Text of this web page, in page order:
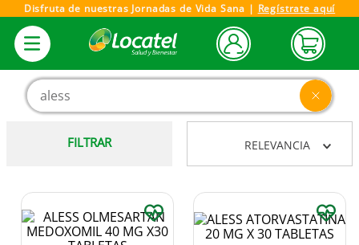
Disfruta de nuestras Jornadas de Vida Sana | Regístrate aquí
Buscar producto, marca o categoría
FILTRAR RELEVANCIA